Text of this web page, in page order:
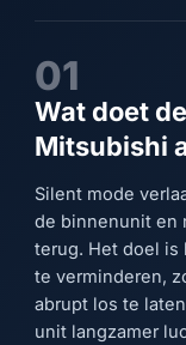
01
Wat doet
Mitsubishi
Silent mode
de binnenunit en
terug. Het doel
te verminderen,
abrupt los te
unit langzamer